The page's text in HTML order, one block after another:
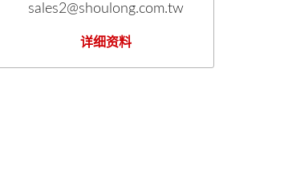
sales2@shoulong.com.tw
详细资料